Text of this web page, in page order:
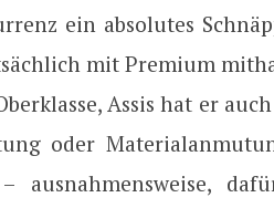
ein absolutes
mit Premium
Assis hat er
oder
ausnahmensweise,